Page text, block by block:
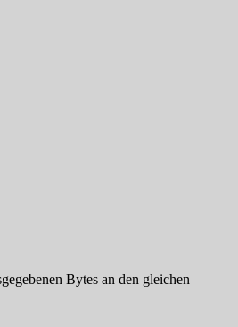
Bytes an den gleichen